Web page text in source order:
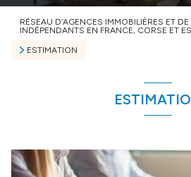
RÉSEAU D’AGENCES IMMOBILIÈRES ET
INDÉPENDANTS EN FRANCE, CORSE ET
ESTIMATION